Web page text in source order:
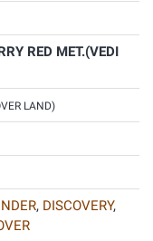
RED MET.(VEDI
LAND)
, DISCOVERY,